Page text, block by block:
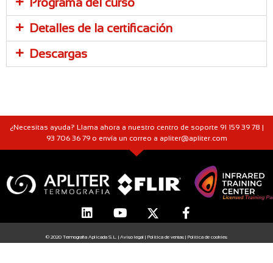
Detalles de la certificación
Descargas
¿Necesitas ayuda? Llama ahora a nuestro centro de soporte 91 159 39 78 |
93 706 36 79 o envía un correo a apliter@apliter.com
© 2020 Termografia Aplicada S.L. | Aviso legal | Política de ventas | Política de cookies